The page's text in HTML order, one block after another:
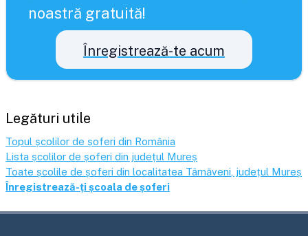
noastră gratuită!
Înregistrează-te acum
Legături utile
Topul școlilor de șoferi din România
Lista școlilor de șoferi din județul Mureș
Toate școlile de șoferi din localitatea Târnăveni , județul Mureș
Înregistrează-ți școala de șoferi